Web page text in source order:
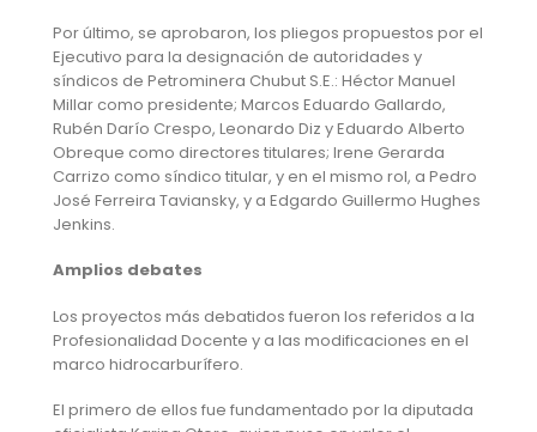
Por último, se aprobaron, los pliegos propuestos por el
Ejecutivo para la designación de autoridades y
síndicos de Petrominera Chubut S.E.: Héctor Manuel
Millar como presidente; Marcos Eduardo Gallardo,
Rubén Darío Crespo, Leonardo Diz y Eduardo Alberto
Obreque como directores titulares; Irene Gerarda
Carrizo como síndico titular, y en el mismo rol, a Pedro
José Ferreira Taviansky, y a Edgardo Guillermo Hughes
Jenkins.
Amplios debates
Los proyectos más debatidos fueron los referidos a la
Profesionalidad Docente y a las modificaciones en el
marco hidrocarburífero.
El primero de ellos fue fundamentado por la diputada